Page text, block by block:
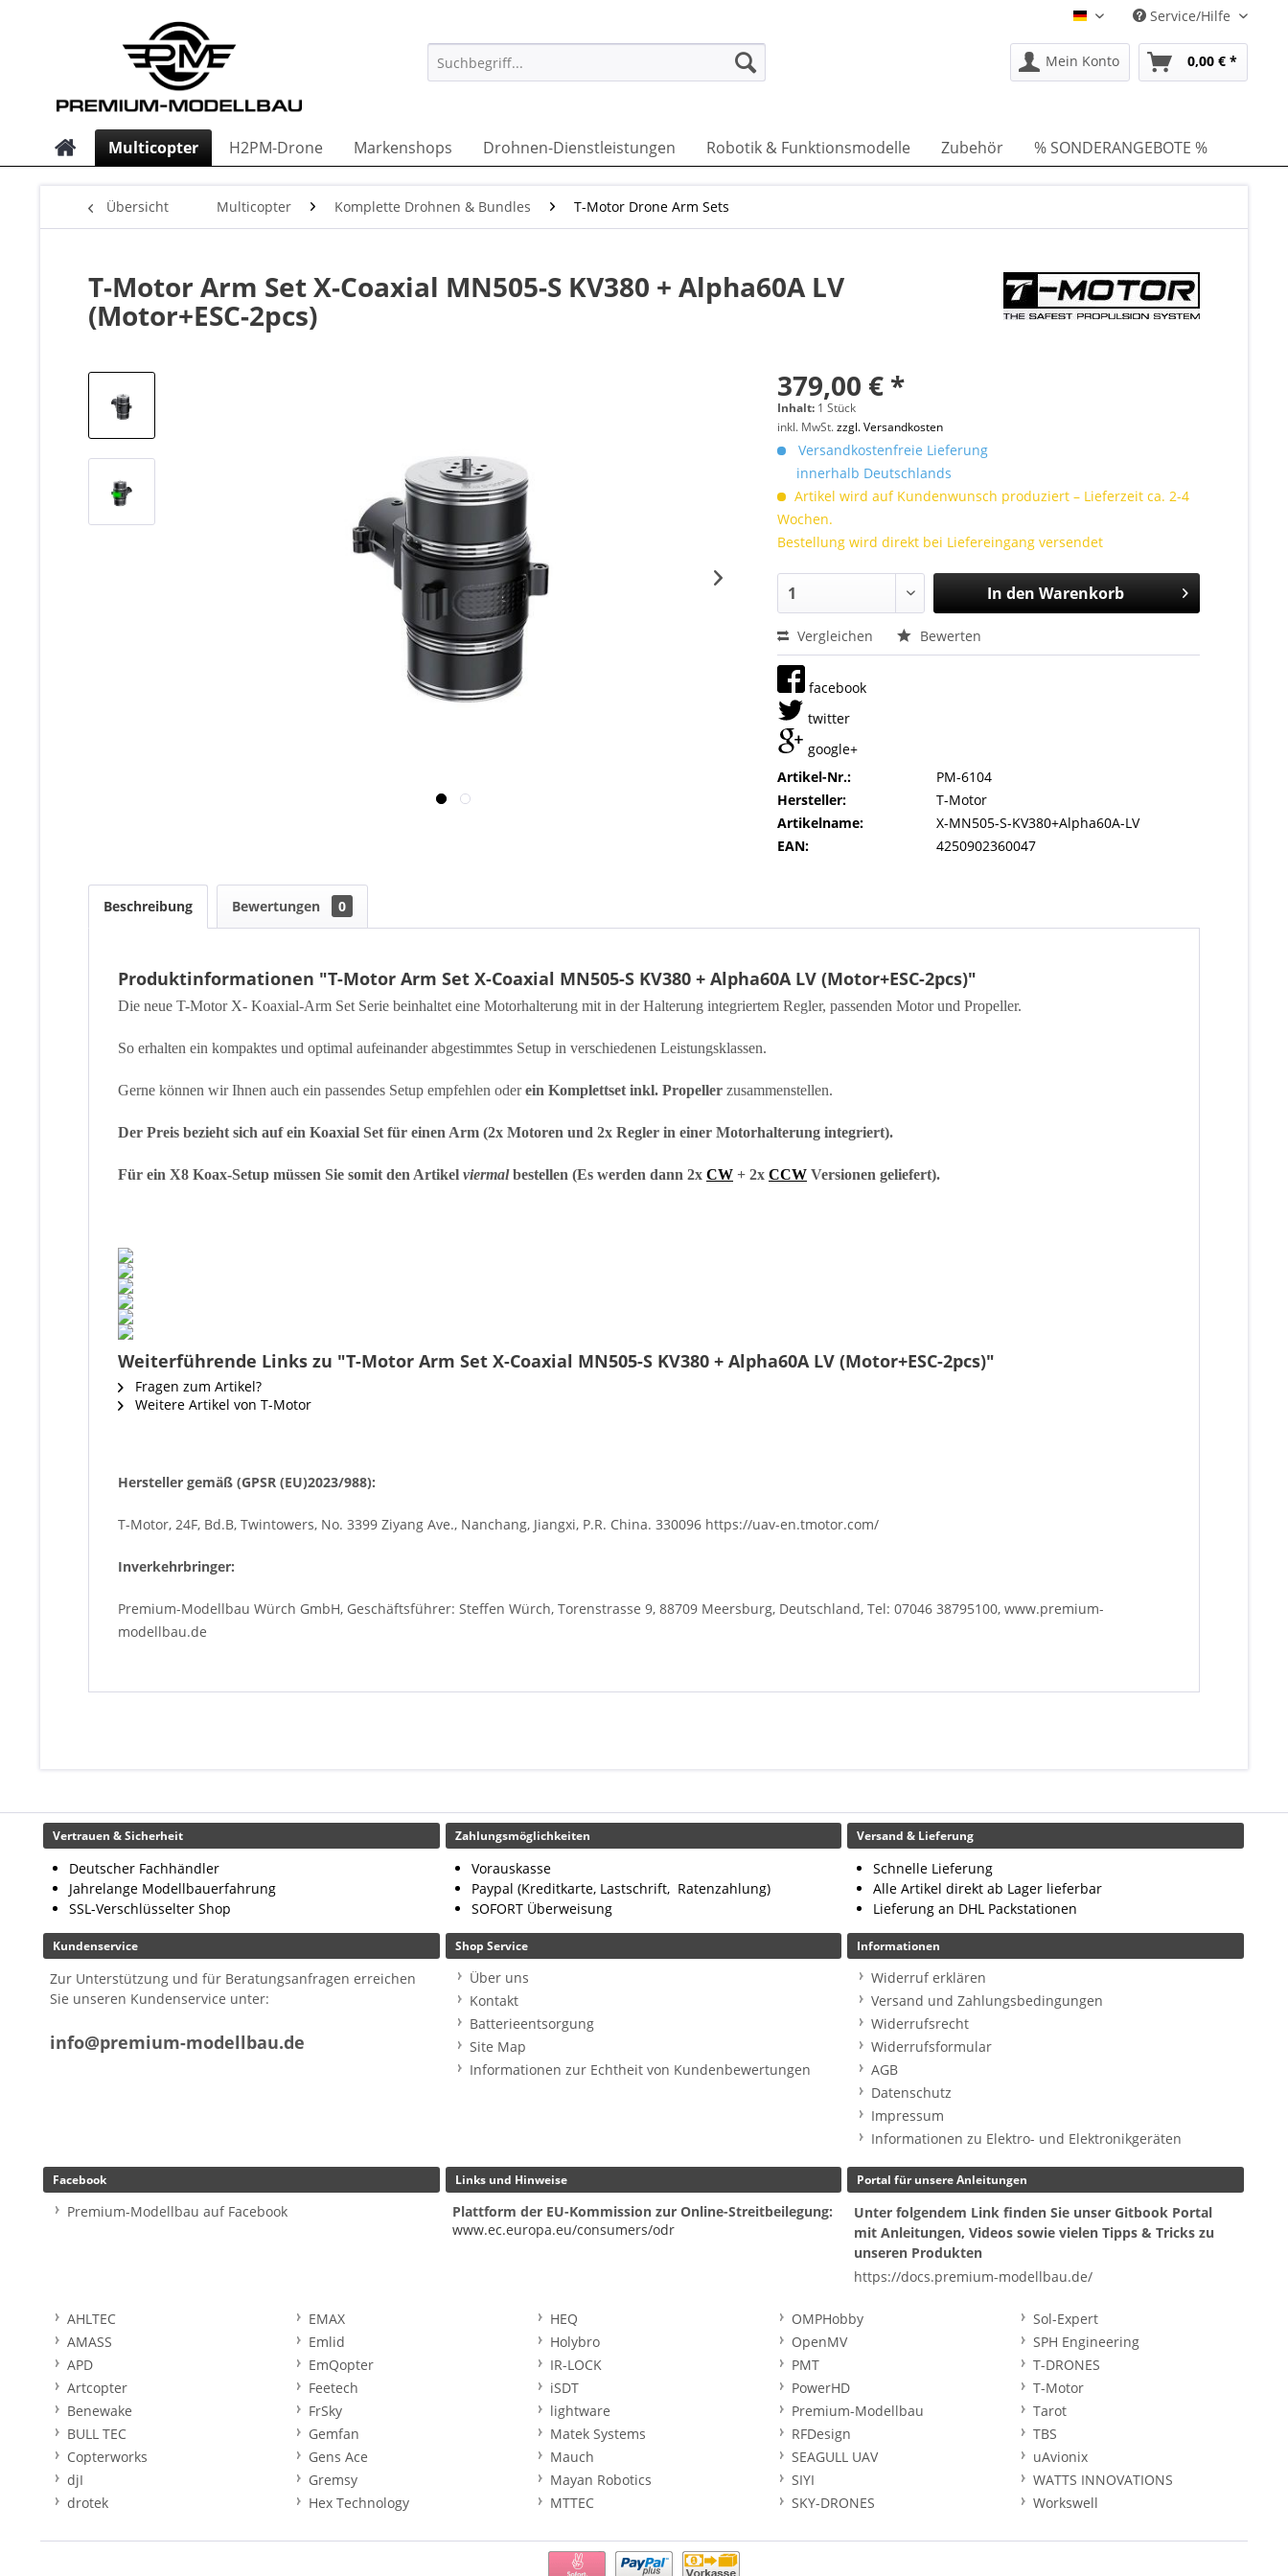
DE Service/Hilfe
Mein Konto 0,00 € *
Multicopter H2PM-Drone Markenshops Drohnen-Dienstleistungen Robotik & Funktionsmodelle Zubehör % SONDERANGEBOTE %
Übersicht Multicopter Komplette Drohnen & Bundles T-Motor Drone Arm Sets
T-Motor Arm Set X-Coaxial MN505-S KV380 + Alpha60A LV
(Motor+ESC-2pcs)
379,00 € *
Inhalt: 1 Stück
inkl. MwSt.zzgl. Versandkosten
Versandkostenfreie Lieferung
innerhalb Deutschlands
Artikel wird auf Kundenwunsch produziert – Lieferzeit ca. 2-4
Wochen.
Bestellung wird direkt bei Liefereingang versendet
In den Warenkorb
Vergleichen Bewerten
facebook
twitter
google+
Artikel-Nr.:
PM-6104
Hersteller:
T-Motor
Artikelname:
X-MN505-S-KV380+Alpha60A-LV
EAN:
4250902360047
Beschreibung Bewertungen 0
Produktinformationen "T-Motor Arm Set X-Coaxial MN505-S KV380 + Alpha60A LV (Motor+ESC-2pcs)"
Die neue T-Motor X- Koaxial-Arm Set Serie beinhaltet eine Motorhalterung mit in der Halterung integriertem Regler, passenden Motor und Propeller.
So erhalten ein kompaktes und optimal aufeinander abgestimmtes Setup in verschiedenen Leistungsklassen.
Gerne können wir Ihnen auch ein passendes Setup empfehlen oderein Komplettset inkl. Propeller zusammenstellen.
Der Preis bezieht sich auf ein Koaxial Set für einen Arm (2x Motoren und 2x Regler in einer Motorhalterung integriert).
Für ein X8 Koax-Setup müssen Sie somit den Artikel viermalbestellen (Es werden dann 2x CW + 2x CCW Versionen geliefert).
Weiterführende Links zu "T-Motor Arm Set X-Coaxial MN505-S KV380 + Alpha60A LV (Motor+ESC-2pcs)"
Fragen zum Artikel?
Weitere Artikel von T-Motor
Hersteller gemäß (GPSR (EU)2023/988):
T-Motor, 24F, Bd.B, Twintowers, No. 3399 Ziyang Ave., Nanchang, Jiangxi, P.R. China. 330096 https://uav-en.tmotor.com/
Inverkehrbringer:
Premium-Modellbau Würch GmbH, Geschäftsführer: Steffen Würch, Torenstrasse 9, 88709 Meersburg, Deutschland, Tel: 07046 38795100, www.premium-
modellbau.de
Vertrauen & Sicherheit
Deutscher Fachhändler
Jahrelange Modellbauerfahrung
SSL-Verschlüsselter Shop
Zahlungsmöglichkeiten
Vorauskasse
Paypal (Kreditkarte, Lastschrift, Ratenzahlung)
SOFORT Überweisung
Versand & Lieferung
Schnelle Lieferung
Alle Artikel direkt ab Lager lieferbar
Lieferung an DHL Packstationen
Kundenservice
Zur Unterstützung und für Beratungsanfragen erreichen
Sie unseren Kundenservice unter:
info@premium-modellbau.de
Shop Service
Über uns
Kontakt
Batterieentsorgung
Site Map
Informationen zur Echtheit von Kundenbewertungen
Informationen
Widerruf erklären
Versand und Zahlungsbedingungen
Widerrufsrecht
Widerrufsformular
AGB
Datenschutz
Impressum
Informationen zu Elektro- und Elektronikgeräten
Facebook
Premium-Modellbau auf Facebook
Links und Hinweise
Plattform der EU-Kommission zur Online-Streitbeilegung:
www.ec.europa.eu/consumers/odr
Portal für unsere Anleitungen
Unter folgendem Link finden Sie unser Gitbook Portal
mit Anleitungen, Videos sowie vielen Tipps & Tricks zu
unseren Produkten
https://docs.premium-modellbau.de/
AHLTEC
AMASS
APD
Artcopter
Benewake
BULL TEC
Copterworks
djI
drotek
EMAX
Emlid
EmQopter
Feetech
FrSky
Gemfan
Gens Ace
Gremsy
Hex Technology
HEQ
Holybro
IR-LOCK
iSDT
lightware
Matek Systems
Mauch
Mayan Robotics
MTTEC
OMPHobby
OpenMV
PMT
PowerHD
Premium-Modellbau
RFDesign
SEAGULL UAV
SIYI
SKY-DRONES
Sol-Expert
SPH Engineering
T-DRONES
T-Motor
Tarot
TBS
uAvionix
WATTS INNOVATIONS
Workswell